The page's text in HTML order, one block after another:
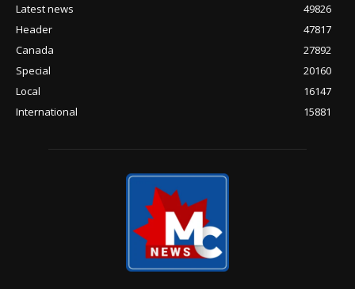
Latest news
49826
Header
47817
Canada
27892
Special
20160
Local
16147
International
15881